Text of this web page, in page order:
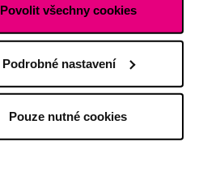
Povolit všechny cookies
Podrobné nastavení
Pouze nutné cookies